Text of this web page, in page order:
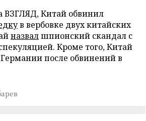
ВЗГЛЯД, Китай обвинил
в вербовке двух китайских
назвалшпионский скандал с
Кроме того, Китай
после обвинений в